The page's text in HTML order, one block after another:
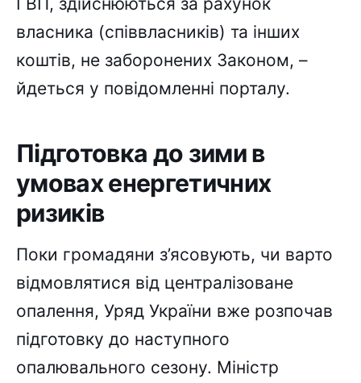
власника (співвласників) та інших
коштів, не заборонених Законом, –
йдеться у повідомленні порталу.
Підготовка до зими в
умовах енергетичних
ризиків
Поки громадяни з’ясовують, чи варто
відмовлятися від централізоване
опалення, Уряд України вже розпочав
підготовку до наступного
опалювального сезону. Міністр